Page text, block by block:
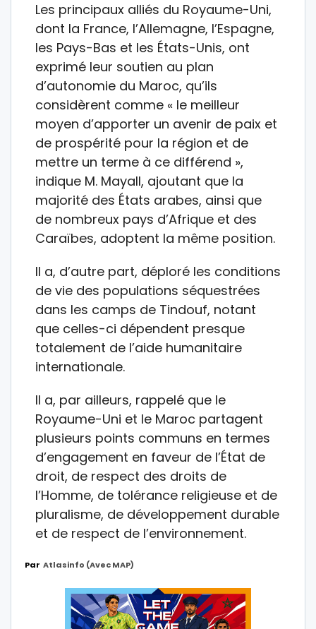
Les principaux alliés du Royaume-Uni,
dont la France, l’Allemagne, l’Espagne,
les Pays-Bas et les États-Unis, ont
exprimé leur soutien au plan
d’autonomie du Maroc, qu’ils
considèrent comme « le meilleur
moyen d’apporter un avenir de paix et
de prospérité pour la région et de
mettre un terme à ce différend »,
indique M. Mayall, ajoutant que la
majorité des États arabes, ainsi que
de nombreux pays d’Afrique et des
Caraïbes, adoptent la même position.
Il a, d’autre part, déploré les conditions
de vie des populations séquestrées
dans les camps de Tindouf, notant
que celles-ci dépendent presque
totalement de l’aide humanitaire
internationale.
Il a, par ailleurs, rappelé que le
Royaume-Uni et le Maroc partagent
plusieurs points communs en termes
d’engagement en faveur de l’État de
droit, de respect des droits de
l’Homme, de tolérance religieuse et de
pluralisme, de développement durable
et de respect de l’environnement.
Par Atlasinfo (avec MAP)